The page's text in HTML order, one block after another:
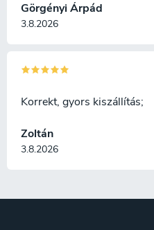
Görgényi Árpád
3.8.2026
Zoltán
3.8.2026
Korrekt, gyors kiszállítás;